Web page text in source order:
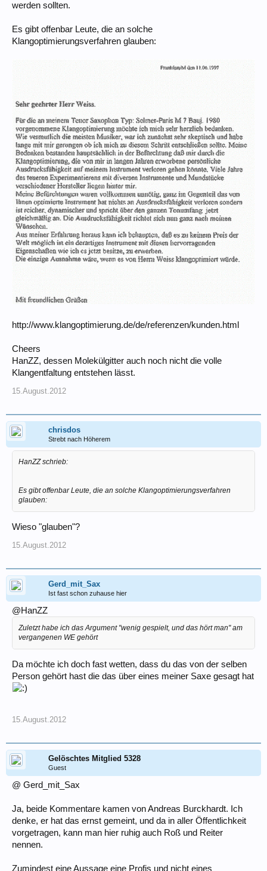
werden sollten.
Es gibt offenbar Leute, die an solche
Klangoptimierungsverfahren glauben:
http://www.klangoptimierung.de/de/referenzen/kunden.html
Cheers
HanZZ, dessen Molekülgitter auch noch nicht die volle
Klangentfaltung entstehen lässt.
15.August.2012
chrisdos
Strebt nach Höherem
HanZZ schrieb:
Es gibt offenbar Leute, die an solche Klangoptimierungsverfahren
glauben:
Wieso "glauben"?
15.August.2012
Gerd_mit_Sax
Ist fast schon zuhause hier
@HanZZ
Zuletzt habe ich das Argument "wenig gespielt, und das hört man" am
vergangenen WE gehört
Da möchte ich doch fast wetten, dass du das von der selben
Person gehört hast die das über eines meiner Saxe gesagt hat
15.August.2012
Gelöschtes Mitglied 5328
Guest
@ Gerd_mit_Sax
Ja, beide Kommentare kamen von Andreas Burckhardt. Ich
denke, er hat das ernst gemeint, und da in aller Öffentlichkeit
vorgetragen, kann man hier ruhig auch Roß und Reiter
nennen.
Zumindest eine Aussage eine Profis und nicht eines